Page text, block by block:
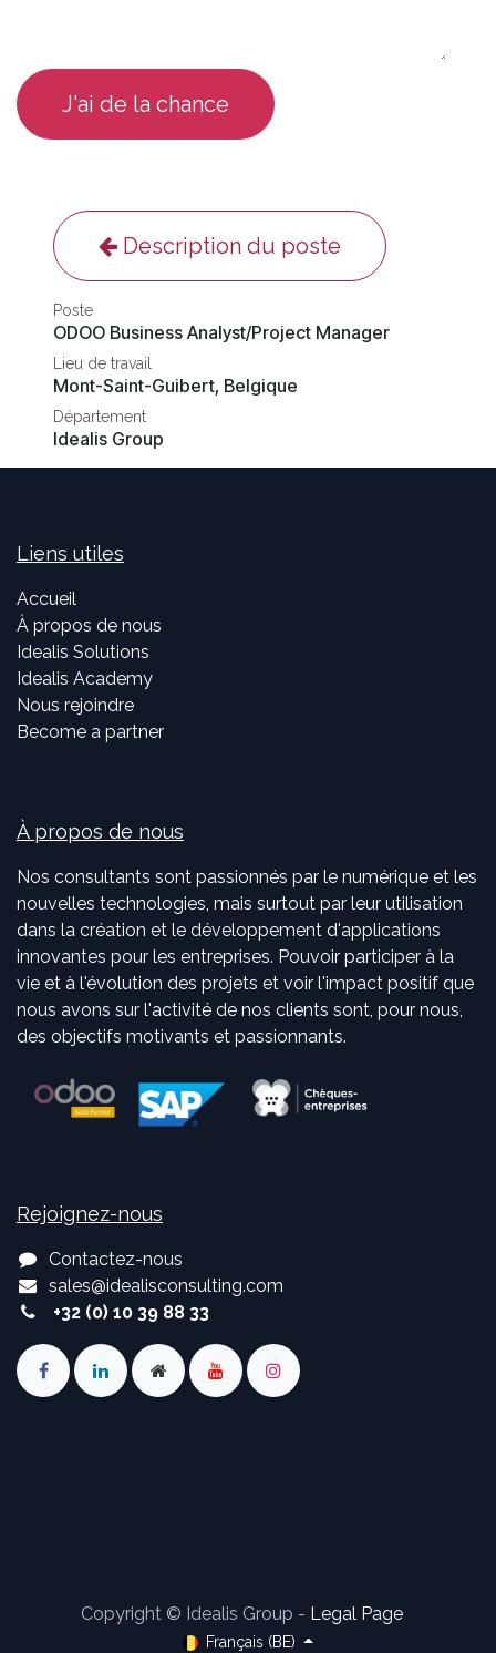
J'ai de la chance
Description du poste
Poste
ODOO Business Analyst/Project Manager
Lieu de travail
Mont-Saint-Guibert, Belgique
Département
Idealis Group
Liens utiles
Accueil
À propos de nous
Idealis Solutions
Idealis Academy
Nous rejoindre
Become a partner
À propos de nous
Nos consultants sont passionnés par le numérique et les
nouvelles technologies, mais surtout par leur utilisation
dans la création et le développement d'applications
innovantes pour les entreprises. Pouvoir participer à la
vie et à l'évolution des projets et voir l'impact positif que
nous avons sur l'activité de nos clients sont, pour nous,
des objectifs motivants et passionnants.
Rejoignez-nous
Contactez-nous
sales@idealisconsulting.com
+32 (0) 10 39 88 33
Copyright © Idealis Group - Legal Page
Français (BE)